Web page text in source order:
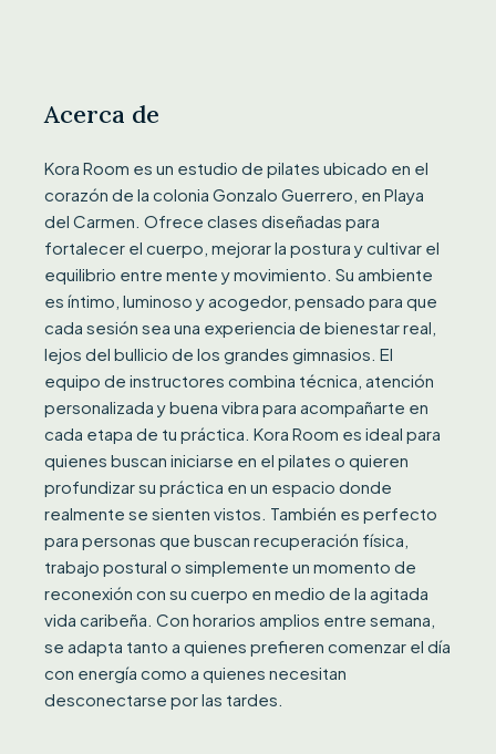
Acerca de
Kora Room es un estudio de pilates ubicado en el
corazón de la colonia Gonzalo Guerrero, en Playa
del Carmen. Ofrece clases diseñadas para
fortalecer el cuerpo, mejorar la postura y cultivar el
equilibrio entre mente y movimiento. Su ambiente
es íntimo, luminoso y acogedor, pensado para que
cada sesión sea una experiencia de bienestar real,
lejos del bullicio de los grandes gimnasios. El
equipo de instructores combina técnica, atención
personalizada y buena vibra para acompañarte en
cada etapa de tu práctica. Kora Room es ideal para
quienes buscan iniciarse en el pilates o quieren
profundizar su práctica en un espacio donde
realmente se sienten vistos. También es perfecto
para personas que buscan recuperación física,
trabajo postural o simplemente un momento de
reconexión con su cuerpo en medio de la agitada
vida caribeña. Con horarios amplios entre semana,
se adapta tanto a quienes prefieren comenzar el día
con energía como a quienes necesitan
desconectarse por las tardes.